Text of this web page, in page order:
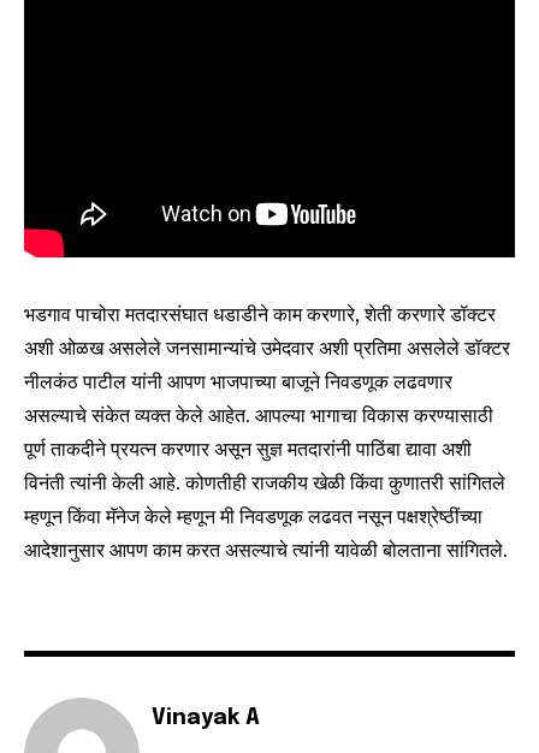
conversation.
To subscribe, simply enter your email address on our website
your privacy and won't spam your inbox. Your information is
SUBSCRIBE
I've read and accept thePrivacy Policy.
6,300 32,111 75
भडगाव पाचोरा मतदारसंघात धडाडीने काम करणारे, शेती करणारे डॉक्टर
अशी ओळख असलेले जनसामान्यांचे उमेदवार अशी प्रतिमा असलेले डॉक्टर
नीलकंठ पाटील यांनी आपण भाजपाच्या बाजूने निवडणूक लढवणार
असल्याचे संकेत व्यक्त केले आहेत. आपल्या भागाचा विकास करण्यासाठी
पूर्ण ताकदीने प्रयत्न करणार असून सुज्ञ मतदारांनी पाठिंबा द्यावा अशी
विनंती त्यांनी केली आहे. कोणतीही राजकीय खेळी किंवा कुणातरी सांगितले
म्हणून किंवा मॅनेज केले म्हणून मी निवडणूक लढवत नसून पक्षश्रेष्ठींच्या
आदेशानुसार आपण काम करत असल्याचे त्यांनी यावेळी बोलताना सांगितले.
Vinayak A